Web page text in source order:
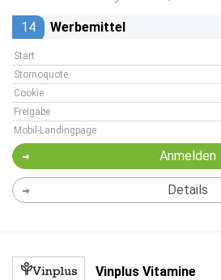
14 Werbemittel
Start
Stornoquote
Cookie
Freigabe
Mobil-Landingpage
Anmelden
Details
Vinplus Vitamine